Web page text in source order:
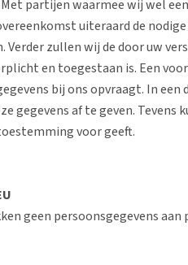
partijen waarmee wij wel
uiteraard de
Verder zullen wij de door uw
en toegestaan is. Een
bij ons opvraagt. In
gegevens af te geven. Tevens
voor geeft.
geen persoonsgegevens